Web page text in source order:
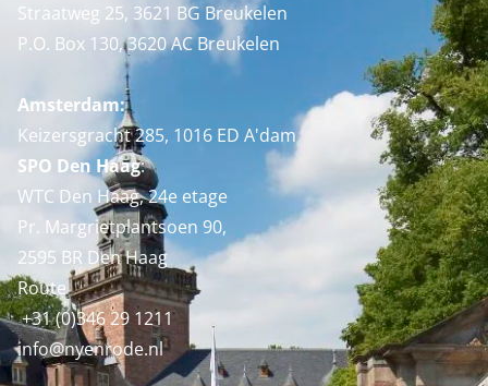
Straatweg 25, 3621 BG Breukelen
P.O. Box 130, 3620 AC Breukelen
Amsterdam:
Keizersgracht 285, 1016 ED A'dam
SPO Den Haag:
WTC Den Haag, 24e etage
Pr. Margrietplantsoen 90,
2595 BR Den Haag
Route
+31 (0)346 29 1211
info@nyenrode.nl